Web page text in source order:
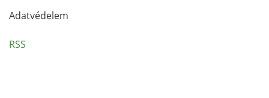
Adatvédelem
RSS